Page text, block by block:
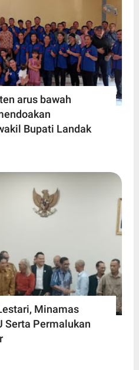
arus bawah
Bupati Landak
Minamas
Serta Permalukan